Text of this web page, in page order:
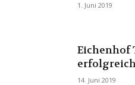
1. Juni 2019
Eichenhof
14. Juni 2019